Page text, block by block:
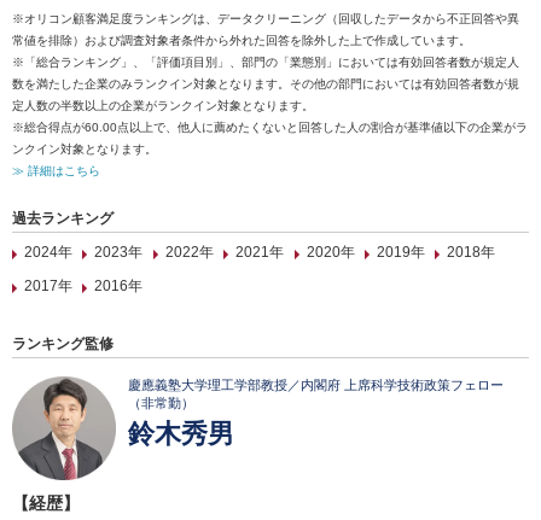
※オリコン顧客満足度ランキングは、データクリーニング（回収したデータから不正回答や異
常値を排除）および調査対象者条件から外れた回答を除外した上で作成しています。
※「総合ランキング」、「評価項目別」、部門の「業態別」においては有効回答者数が規定人
数を満たした企業のみランクイン対象となります。その他の部門においては有効回答者数が規
定人数の半数以上の企業がランクイン対象となります。
※総合得点が60.00点以上で、他人に薦めたくないと回答した人の割合が基準値以下の企業がラ
ンクイン対象となります。
≫ 詳細はこちら
過去ランキング
2024年
2023年 2022年 2021年 2020年 2019年
2018年
2017年
2016年
ランキング監修
慶應義塾大学理工学部教授／内閣府 上席科学技術政策フェロー
（非常勤）
鈴木秀男
【経歴】